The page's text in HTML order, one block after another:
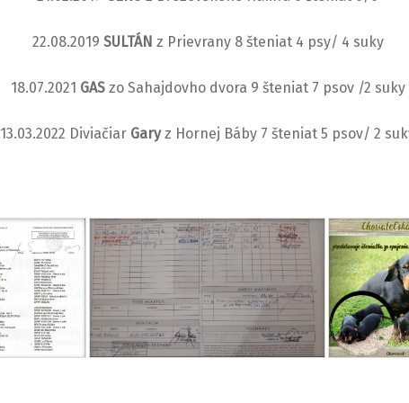
22.08.2019 SULTÁN z Prievrany 8 šteniat 4 psy/ 4 suky
18.07.2021 GASzo Sahajdovho dvora 9 šteniat 7 psov /2 suky
13.03.2022 Diviačiar Garyz Hornej Báby 7 šteniat 5 psov/ 2